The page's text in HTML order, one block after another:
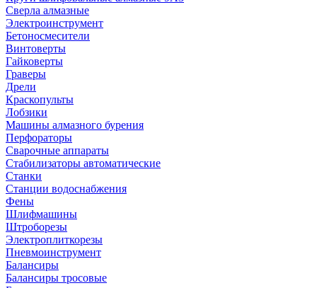
Сверла алмазные
Электроинструмент
Бетоносмесители
Винтоверты
Гайковерты
Граверы
Дрели
Краскопульты
Лобзики
Машины алмазного бурения
Перфораторы
Сварочные аппараты
Стабилизаторы автоматические
Станки
Станции водоснабжения
Фены
Шлифмашины
Штроборезы
Электроплиткорезы
Пневмоинструмент
Балансиры
Балансиры тросовые